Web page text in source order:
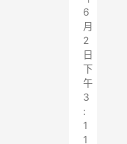
6
月
2
日
下
午
3
:
1
1